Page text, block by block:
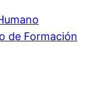
de Formación